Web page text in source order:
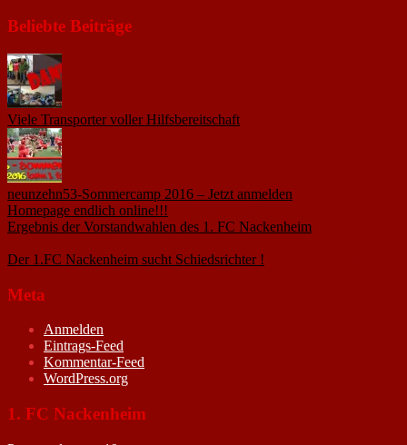
Beliebte Beiträge
Viele Transporter voller Hilfsbereitschaft
neunzehn53-Sommercamp 2016 – Jetzt anmelden
Homepage endlich online!!!
Ergebnis der Vorstandwahlen des 1. FC Nackenheim
Der 1.FC Nackenheim sucht Schiedsrichter !
Meta
Anmelden
Eintrags-Feed
Kommentar-Feed
WordPress.org
1. FC Nackenheim